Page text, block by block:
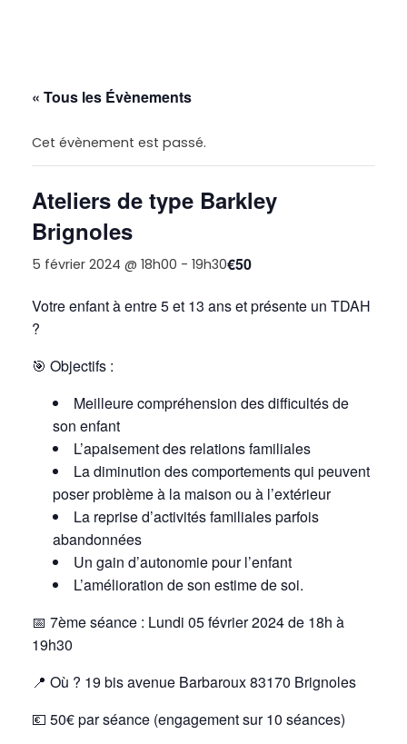
« Tous les Évènements
Cet évènement est passé.
Ateliers de type Barkley
Brignoles
5 février 2024 @ 18h00 - 19h30€50
Votre enfant à entre 5 et 13 ans et présente un TDAH
?
🎯 Objectifs :
Meilleure compréhension des difficultés de
son enfant
L’apaisement des relations familiales
La diminution des comportements qui peuvent
poser problème à la maison ou à l’extérieur
La reprise d’activités familiales parfois
abandonnées
Un gain d’autonomie pour l’enfant
L’amélioration de son estime de soi.
📅 7ème séance : Lundi 05 février 2024 de 18h à
19h30
📍 Où ? 19 bis avenue Barbaroux 83170 Brignoles
💶 50€ par séance (engagement sur 10 séances)